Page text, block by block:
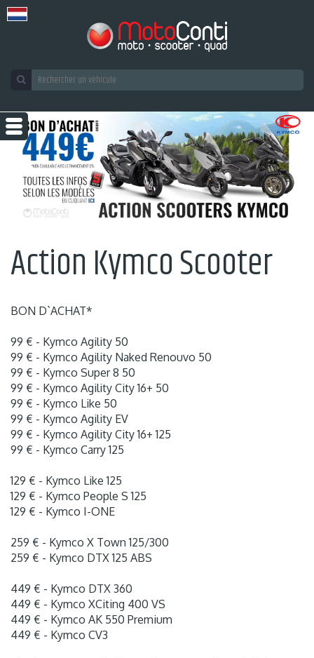
Action Kymco Scooter
BON D`ACHAT*
99 € - Kymco Agility 50
99 € - Kymco Agility Naked Renouvo 50
99 € - Kymco Super 8 50
99 € - Kymco Agility City 16+ 50
99 € - Kymco Like 50
99 € - Kymco Agility EV
99 € - Kymco Agility City 16+ 125
99 € - Kymco Carry 125
129 € - Kymco Like 125
129 € - Kymco People S 125
129 € - Kymco I-ONE
259 € - Kymco X Town 125/300
259 € - Kymco DTX 125 ABS
449 € - Kymco DTX 360
449 € - Kymco XCiting 400 VS
449 € - Kymco AK 550 Premium
449 € - Kymco CV3